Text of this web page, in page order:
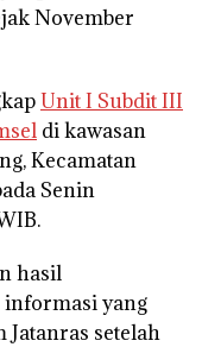
November
Unit I Subdit III
di kawasan
Kecamatan
Senin
hasil
informasi yang
setelah